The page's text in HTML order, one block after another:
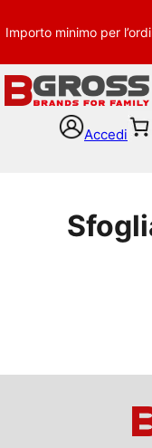
Importo minimo per
Accedi